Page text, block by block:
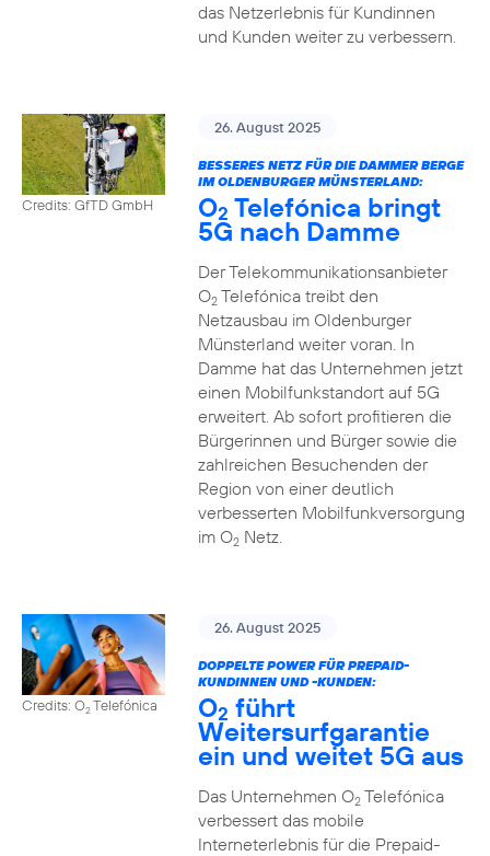
das Netzerlebnis für Kundinnen
und Kunden weiter zu verbessern.
Credits: GfTD GmbH
26. August 2025
BESSERES NETZ FÜR DIE DAMMER BERGE
IM OLDENBURGER MÜNSTERLAND:
O2 Telefónica bringt
5G nach Damme
Der Telekommunikationsanbieter
O2Telefónica treibt den
Netzausbau im Oldenburger
Münsterland weiter voran. In
Damme hat das Unternehmen jetzt
einen Mobilfunkstandort auf 5G
erweitert. Ab sofort profitieren die
Bürgerinnen und Bürger sowie die
zahlreichen Besuchenden der
Region von einer deutlich
verbesserten Mobilfunkversorgung
im O2Netz.
Credits: O2Telefónica
26. August 2025
DOPPELTE POWER FÜR PREPAID-
KUNDINNEN UND -KUNDEN:
O2 führt
Weitersurfgarantie
ein und weitet 5G aus
Das Unternehmen O2Telefónica
verbessert das mobile
Interneterlebnis für die Prepaid-